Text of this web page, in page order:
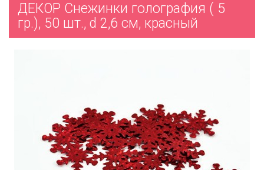
ДЕКОР Снежинки голография ( 5
гр.), 50 шт., d 2,6 см, красный